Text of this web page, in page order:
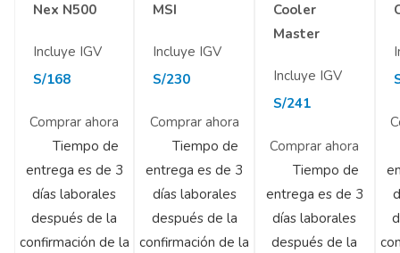
Nex N500
Incluye IGV
S/168
Comprar ahora
Tiempo de
entrega es de 3
días laborales
después de la
confirmación de la
MSI
Incluye IGV
S/230
Comprar ahora
Tiempo de
entrega es de 3
días laborales
después de la
confirmación de la
Cooler
Master
Incluye IGV
S/241
Comprar ahora
Tiempo de
entrega es de 3
días laborales
después de la